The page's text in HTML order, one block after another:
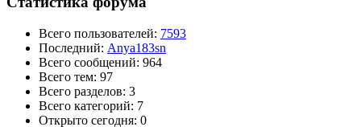
Всего пользователей: 7593
Последний: Anya183sn
Всего сообщений: 964
Всего тем: 97
Всего разделов: 3
Всего категорий: 7
Открыто сегодня: 0